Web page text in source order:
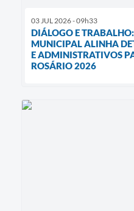
03 JUL 2026 - 09h33
DIÁLOGO E
MUNICIPAL ALINHA
E ADMINISTRATIVOS
ROSÁRIO 2026